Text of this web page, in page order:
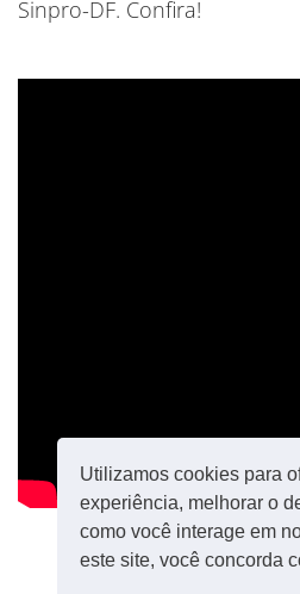
Utilizamos cookies para
experiência, melhorar o
como você interage em
este site, você concorda
Sinpro-DF. Confira!